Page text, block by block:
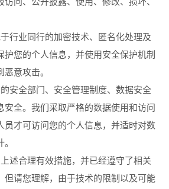
于行业同行的加密技术、匿名化处理及
护您的个人信息，并使用安全保护机制
意攻击。
的安全部门、安全管理制度、数据安全
安全。我们采取严格的数据使用和访问
员才可访问您的个人信息，并适时对数
上述合理有效措施，并已经遵守了相关
但请您理解，由于技术的限制以及可能